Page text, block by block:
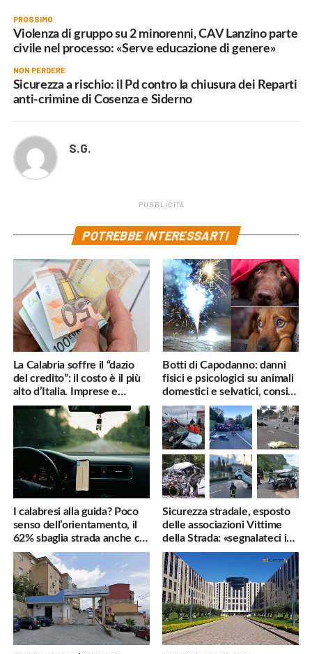
PROSSIMO
Violenza di gruppo su 2 minorenni, CAV Lanzino parte
civile nel processo: «Serve educazione di genere»
NON PERDERE
Sicurezza a rischio: il Pd contro la chiusura dei Reparti
anti-crimine di Cosenza e Siderno
S.G.
PUBBLICITÀ
POTREBBE INTERESSARTI
La Calabria soffre il “dazio
del credito”: il costo è il più
alto d’Italia. Imprese e
famiglie penalizzate
Botti di Capodanno: danni
fisici e psicologici su animali
domestici e selvatici, consigli
utili
I calabresi alla guida? Poco
senso dell’orientamento, il
62% sbaglia strada anche col
navigatore
Sicurezza stradale, esposto
delle associazioni Vittime
della Strada: «segnalateci i
pericoli, interverremo
subito»